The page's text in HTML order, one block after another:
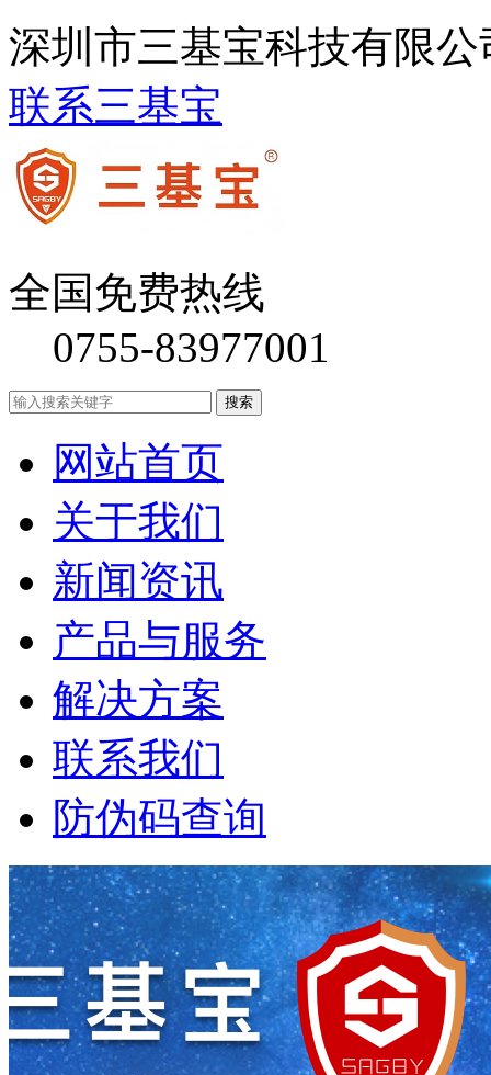
深圳市三基宝科技有限公
联系三基宝
全国免费热线
0755-83977001
网站首页
关于我们
新闻资讯
产品与服务
解决方案
联系我们
防伪码查询